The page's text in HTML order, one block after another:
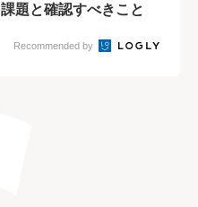
課題と確認すべきこと
Recommended by